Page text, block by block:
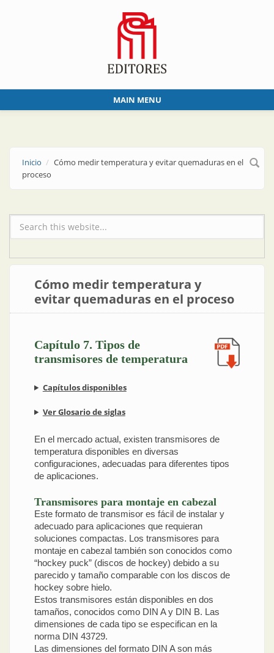
MAIN MENU
Inicio
Cómo medir temperatura y evitar quemaduras en el
proceso
Formulario de búsqueda
Cómo medir temperatura y
evitar quemaduras en el proceso
Capítulo 7. Tipos de
transmisores de temperatura
Capítulos disponibles
Ver Glosario de siglas
En el mercado actual, existen transmisores de
temperatura disponibles en diversas
configuraciones, adecuadas para diferentes tipos
de aplicaciones.
Transmisores para montaje en cabezal
Este formato de transmisor es fácil de instalar y
adecuado para aplicaciones que requieran
soluciones compactas. Los transmisores para
montaje en cabezal también son conocidos como
“hockey puck” (discos de hockey) debido a su
parecido y tamaño comparable con los discos de
hockey sobre hielo.
Estos transmisores están disponibles en dos
tamaños, conocidos como DIN A y DIN B. Las
dimensiones de cada tipo se especifican en la
norma DIN 43729.
Las dimensiones del formato DIN A son más